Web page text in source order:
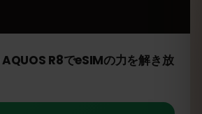
R8でeSIMの力を解き放